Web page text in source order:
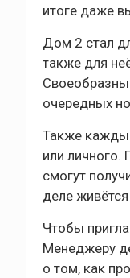
итоге даже
Дом 2 стал
также для
очередных
Также
или личного.
смогут
деле
Чтобы
Менеджеру
о том, как